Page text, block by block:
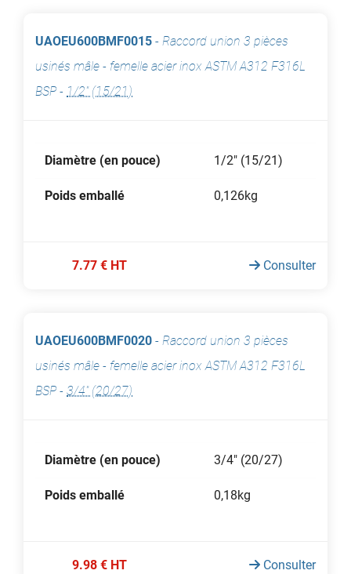
UAOEU600BMF0015 - Raccord union 3 pièces
usinés mâle - femelle acier inox ASTM A312 F316L
BSP- 1/2" (15/21)
Diamètre (en pouce) 1/2" (15/21)
Poids emballé 0,126kg
7.77 € HT Consulter
UAOEU600BMF0020 - Raccord union 3 pièces
usinés mâle - femelle acier inox ASTM A312 F316L
BSP- 3/4" (20/27)
Diamètre (en pouce) 3/4" (20/27)
Poids emballé 0,18kg
9.98 € HT Consulter